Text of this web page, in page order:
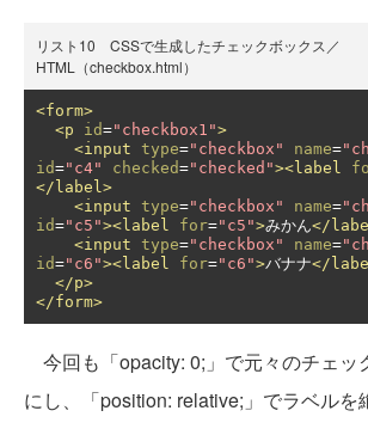
リスト10 CSSで生成したチェックボックス／
HTML（checkbox.html）
<form>
<p
id="checkbox1">
<input type="checkbox" name=
id="c4" checked="checked"><label
</label>
<input type="checkbox" name=
id="c5"><label for="c5">みかん</
<input type="checkbox" name=
id="c6"><label for="c6">バナナ</
</p>
</form>
今回も「opacity: 0;」で元々のチェッ
にし、「position: relative;」でラベルを